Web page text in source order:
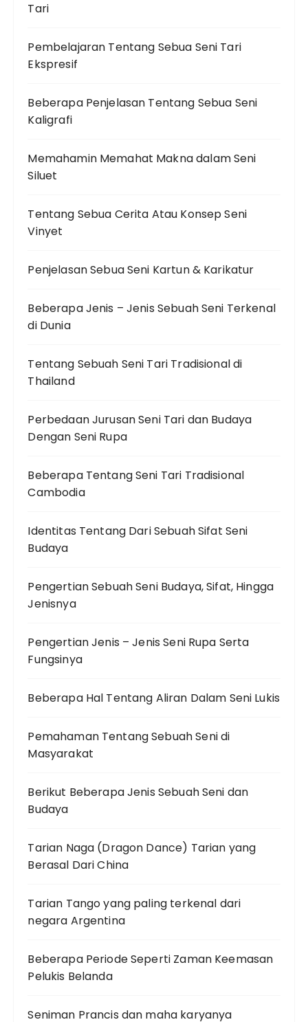
Tari
Pembelajaran Tentang Sebua Seni Tari
Ekspresif
Beberapa Penjelasan Tentang Sebua Seni
Kaligrafi
Memahamin Memahat Makna dalam Seni
Siluet
Tentang Sebua Cerita Atau Konsep Seni
Vinyet
Penjelasan Sebua Seni Kartun & Karikatur
Beberapa Jenis – Jenis Sebuah Seni Terkenal
di Dunia
Tentang Sebuah Seni Tari Tradisional di
Thailand
Perbedaan Jurusan Seni Tari dan Budaya
Dengan Seni Rupa
Beberapa Tentang Seni Tari Tradisional
Cambodia
Identitas Tentang Dari Sebuah Sifat Seni
Budaya
Pengertian Sebuah Seni Budaya, Sifat, Hingga
Jenisnya
Pengertian Jenis – Jenis Seni Rupa Serta
Fungsinya
Beberapa Hal Tentang Aliran Dalam Seni Lukis
Pemahaman Tentang Sebuah Seni di
Masyarakat
Berikut Beberapa Jenis Sebuah Seni dan
Budaya
Tarian Naga (Dragon Dance) Tarian yang
Berasal Dari China
Tarian Tango yang paling terkenal dari
negara Argentina
Beberapa Periode Seperti Zaman Keemasan
Pelukis Belanda
Seniman Prancis dan maha karyanya